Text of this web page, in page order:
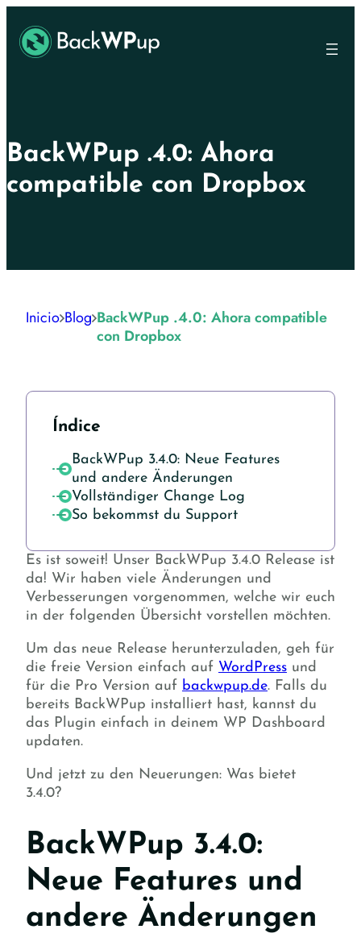
contenido
content
BackWPup .4.0: Ahora
compatible con Dropbox
Inicio Blog BackWPup .4.0: Ahora compatible
con Dropbox
Índice
BackWPup 3.4.0: Neue Features
und andere Änderungen
Vollständiger Change Log
So bekommst du Support
Es ist soweit! Unser BackWPup 3.4.0 Release ist
da! Wir haben viele Änderungen und
Verbesserungen vorgenommen, welche wir euch
in der folgenden Übersicht vorstellen möchten.
Um das neue Release herunterzuladen, geh für
die freie Version einfach auf WordPress und
für die Pro Version auf backwpup.de. Falls du
bereits BackWPup installiert hast, kannst du
das Plugin einfach in deinem WP Dashboard
updaten.
Und jetzt zu den Neuerungen: Was bietet
3.4.0?
BackWPup 3.4.0:
Neue Features und
andere Änderungen